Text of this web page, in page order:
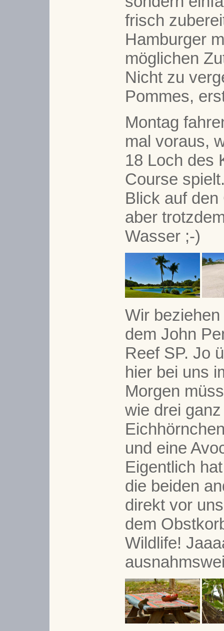
frisch
Hamburger
möglichen
Nicht zu
Pommes,
Montag
mal voraus,
18 Loch des
Course
Blick auf
aber
Wasser ;-)
Wir
dem John
Reef SP. Jo
hier bei uns
Morgen
wie drei
und eine
Eigentlich
die beiden
direkt vor
dem
Wildlife!